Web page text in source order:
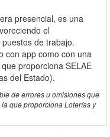
presencial, es una
el
de trabajo.
con app como con una
proporciona SELAE
del Estado).
de errores u omisiones que
que proporciona Loterías y